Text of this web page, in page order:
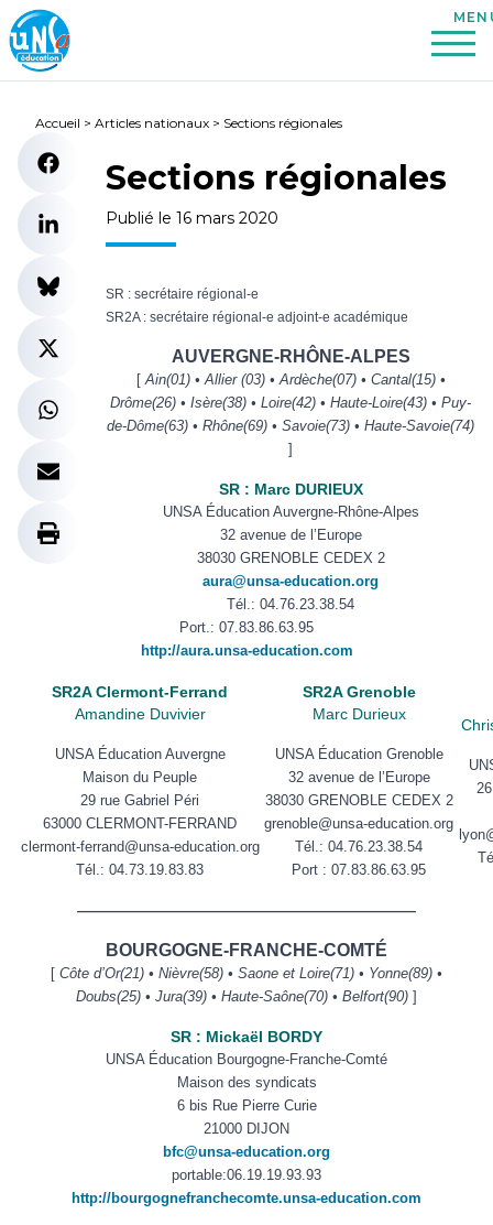
Accueil > Articles nationaux > Sections régionales
Sections régionales
Publié le 16 mars 2020
SR : secrétaire régional-e
SR2A : secrétaire régional-e adjoint-e académique
AUVERGNE-RHÔNE-ALPES
[Ain(01) • Allier (03) • Ardèche(07) • Cantal(15) •
Drôme(26) • Isère(38) • Loire(42) • Haute-Loire(43) • Puy-
de-Dôme(63) • Rhône(69) • Savoie(73) • Haute-Savoie(74)
]
SR : Marc DURIEUX
UNSA Éducation Auvergne-Rhône-Alpes
32 avenue de l’Europe
38030 GRENOBLE CEDEX 2
aura@unsa-education.org
Tél.: 04.76.23.38.54
Port.: 07.83.86.63.95
http://aura.unsa-education.com
SR2A Clermont-Ferrand
Amandine Duvivier
UNSA Éducation Auvergne
Maison du Peuple
29 rue Gabriel Péri
63000 CLERMONT-FERRAND
clermont-ferrand@unsa-education.org
Tél.: 04.73.19.83.83
SR2A Grenoble
Marc Durieux
UNSA Éducation Grenoble
32 avenue de l’Europe
38030 GRENOBLE CEDEX 2
grenoble@unsa-education.org
Tél.: 04.76.23.38.54
Port : 07.83.86.63.95
——————————————————————
BOURGOGNE-FRANCHE-COMTÉ
[ Côte d’Or(21) • Nièvre(58) • Saone et Loire(71) • Yonne(89) •
Doubs(25) • Jura(39) • Haute-Saône(70) • Belfort(90) ]
SR : Mickaël BORDY
UNSA Éducation Bourgogne-Franche-Comté
Maison des syndicats
6 bis Rue Pierre Curie
21000 DIJON
bfc@unsa-education.org
portable:06.19.19.93.93
http://bourgognefranchecomte.unsa-education.com